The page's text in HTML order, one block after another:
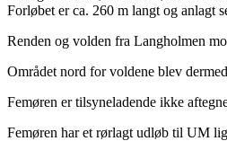
Forløbet er ca. 260 m langt og anlagt
Renden og volden fra Langholmen
Området nord for voldene blev
Femøren er tilsyneladende ikke
Femøren har et rørlagt udløb til UM